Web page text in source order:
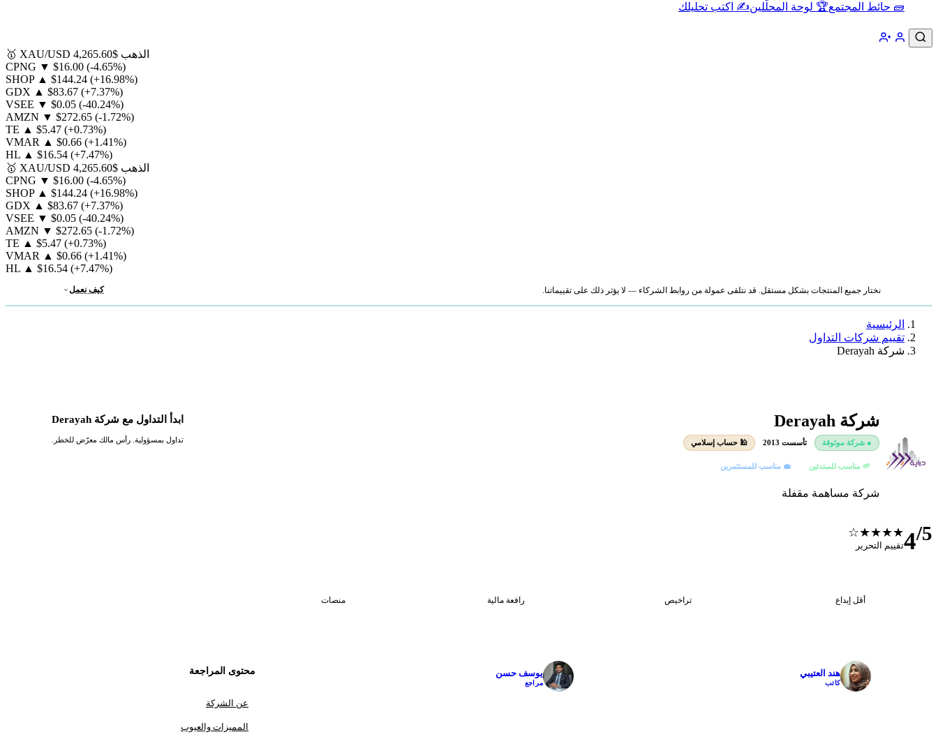
🧱 حائط المجتمع🏆 لوحة المحلّلين✍️ اكتب تحليلك
🥇 XAU/USD الذهب $4,265.60
CPNG ▼ $16.00 (-4.65%)
SHOP ▲ $144.24 (+16.98%)
GDX ▲ $83.67 (+7.37%)
VSEE ▼ $0.05 (-40.24%)
AMZN ▼ $272.65 (-1.72%)
TE ▲ $5.47 (+0.73%)
VMAR ▲ $0.66 (+1.41%)
HL ▲ $16.54 (+7.47%)
🥇 XAU/USD الذهب $4,265.60
CPNG ▼ $16.00 (-4.65%)
SHOP ▲ $144.24 (+16.98%)
GDX ▲ $83.67 (+7.37%)
VSEE ▼ $0.05 (-40.24%)
AMZN ▼ $272.65 (-1.72%)
TE ▲ $5.47 (+0.73%)
VMAR ▲ $0.66 (+1.41%)
HL ▲ $16.54 (+7.47%)
نختار جميع المنتجات بشكل مستقل. قد نتلقى عمولة من روابط الشركاء — لا يؤثر ذلك على تقييماتنا. كيف نعمل
الرئيسية
تقييم شركات التداول
شركة Derayah
شركة Derayah
● شركة موثوقة تأسست 2013 🕌 حساب إسلامي
🌱 مناسب للمبتدئين 💼 مناسب للمستثمرين
شركة مساهمة مقفلة
4/5
★★★★☆
تقييم التحرير
أقل إيداع تراخيص رافعة مالية منصات
ابدأ التداول مع شركة Derayah
تداول بمسؤولية. رأس مالك معرّض للخطر.
هند العتيبي
كاتب
يوسف حسن
مراجع
محتوى المراجعة
عن الشركة
المميزات والعيوب